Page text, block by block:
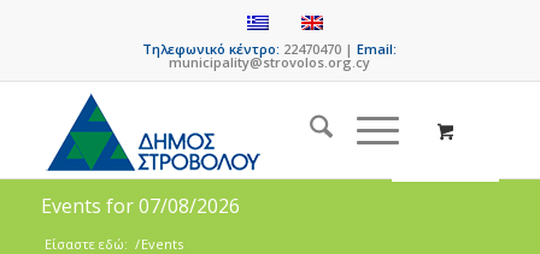
Τηλεφωνικό κέντρο: 22470470 |Email:
municipality@strovolos.org.cy
Events for 07/08/2026
Είσαστε εδώ: /Events